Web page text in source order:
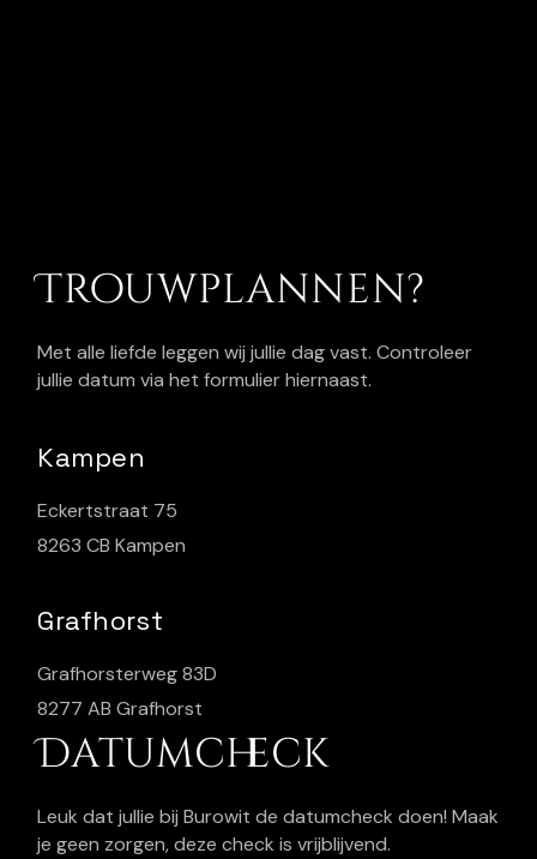
Trouwplannen?
Met alle liefde leggen wij jullie dag vast. Controleer
jullie datum via het formulier hiernaast.
Kampen
Eckertstraat 75
8263 CB Kampen
Grafhorst
Grafhorsterweg 83D
8277 AB Grafhorst
Datumcheck
Leuk dat jullie bij Burowit de datumcheck doen! Maak
je geen zorgen, deze check is vrijblijvend.